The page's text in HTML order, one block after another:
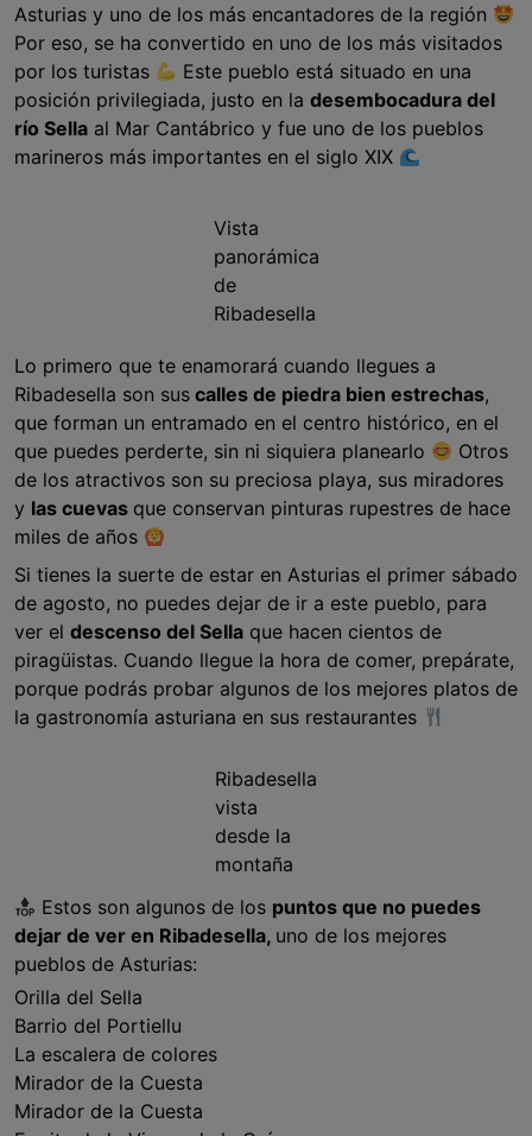
Asturias y uno de los más encantadores de la región
Por eso, se ha convertido en uno de los más visitados
por los turistas
Este pueblo está situado en una
posición privilegiada, justo en la desembocadura del
río Sella al Mar Cantábrico y fue uno de los pueblos
marineros más importantes en el siglo XIX
Vista
panorámica
de
Ribadesella
Lo primero que te enamorará cuando llegues a
Ribadesella son sus calles de piedra bien estrechas,
que forman un entramado en el centro histórico, en el
que puedes perderte, sin ni siquiera planearlo
Otros
de los atractivos son su preciosa playa, sus miradores
y las cuevas que conservan pinturas rupestres de hace
miles de años
Si tienes la suerte de estar en Asturias el primer sábado
de agosto, no puedes dejar de ir a este pueblo, para
ver el descenso del Sella que hacen cientos de
piragüistas. Cuando llegue la hora de comer, prepárate,
porque podrás probar algunos de los mejores platos de
la gastronomía asturiana en sus restaurantes
Ribadesella
vista
desde la
montaña
Estos son algunos de los puntos que no puedes
dejar de ver en Ribadesella, uno de los mejores
pueblos de Asturias:
Orilla del Sella
Barrio del Portiellu
La escalera de colores
Mirador de la Cuesta
Mirador de la Cuesta